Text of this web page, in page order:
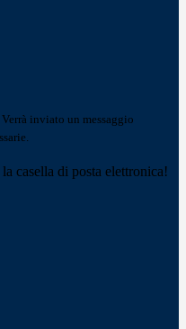
Verrà inviato un messaggio
casella di posta elettronica!